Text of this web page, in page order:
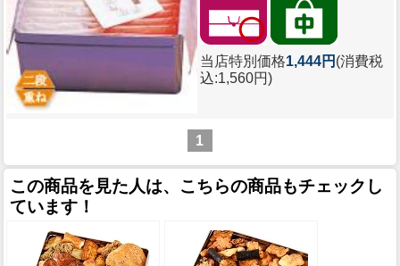
当店特別価格1,444円 (消費税
込:1,560円)
1
この商品を見た人は、こちらの商品もチェックし
ています！